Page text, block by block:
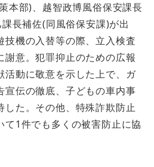
本部)、越智政博風俗保安課長
長補佐(同風俗保安課)が出
技機の入替等の際、立入検査
意。犯罪抑止のための広報
活動に敬意を示した上で、ガ
宣伝の徹底、子どもの車内事
した。その他、特殊詐欺防止
て1件でも多くの被害防止に協